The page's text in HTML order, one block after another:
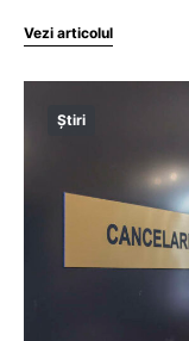
Vezi articolul
Știri